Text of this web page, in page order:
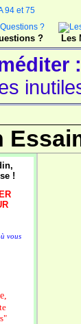
? Les
:
!
vous